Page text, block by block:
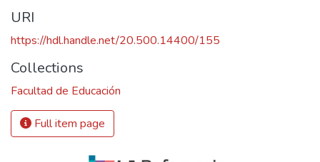
URI
https://hdl.handle.net/20.500.14400/155
Collections
Facultad de Educación
Full item page